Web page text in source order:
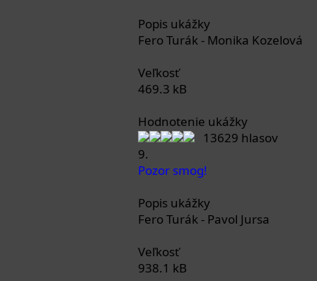
Popis ukážky
Fero Turák - Monika Kozelová
Veľkosť
469.3 kB
Hodnotenie ukážky
13629 hlasov
9.
Pozor smog!
Popis ukážky
Fero Turák - Pavol Jursa
Veľkosť
938.1 kB